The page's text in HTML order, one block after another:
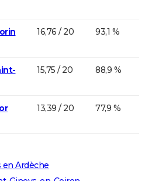
16,76 / 20 93,1 %
15,75 / 20 88,9 %
13,39 / 20 77,9 %
Ardèche